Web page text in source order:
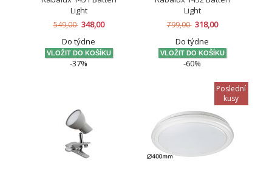
Light
549,00 348,00
Do týdne
-37%
Light
799,00 318,00
Do týdne
-60%
Poslední
kusy